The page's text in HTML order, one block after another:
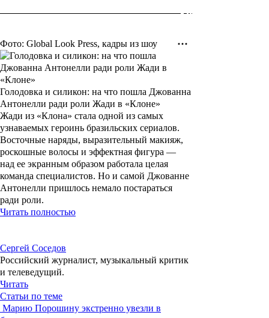
Фото: Global Look Press, кадры из шоу
Голодовка и силикон: на что пошла Джованна
Антонелли ради роли Жади в «Клоне»
Жади из «Клона» стала одной из самых
узнаваемых героинь бразильских сериалов.
Восточные наряды, выразительный макияж,
роскошные волосы и эффектная фигура —
над ее экранным образом работала целая
команда специалистов. Но и самой Джованне
Антонелли пришлось немало постараться
ради роли.
Читать полностью
Сергей Соседов
Российский журналист, музыкальный критик
и телеведущий.
Читать
Статьи по теме
Марию Порошину экстренно увезли в